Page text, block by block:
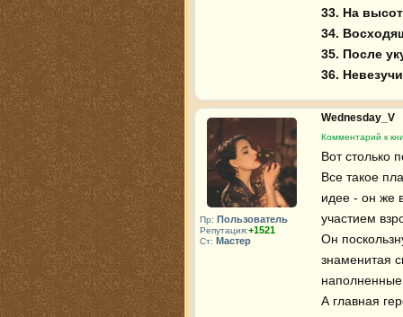
33. На
34.
35. После
36.
Пр: Пользователь
Репутация:+1521
Ст: Мастер
Wednesday_V
Комментарий к
Вот столько
Все такое
идее - он же
участием
Он
знаменитая
наполненные
А главная